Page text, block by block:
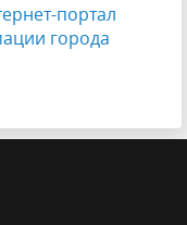
портал
города